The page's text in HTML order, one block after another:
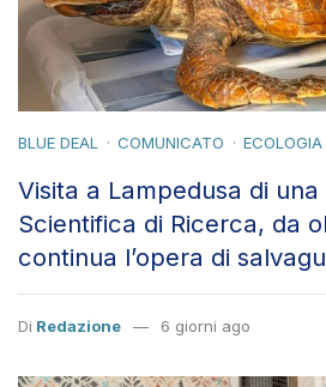
BLUE DEAL COMUNICATO ECOLOGIA
Visita a Lampedusa di una
Scientifica di Ricerca, da
continua l’opera di
Di Redazione 6 giorni ago